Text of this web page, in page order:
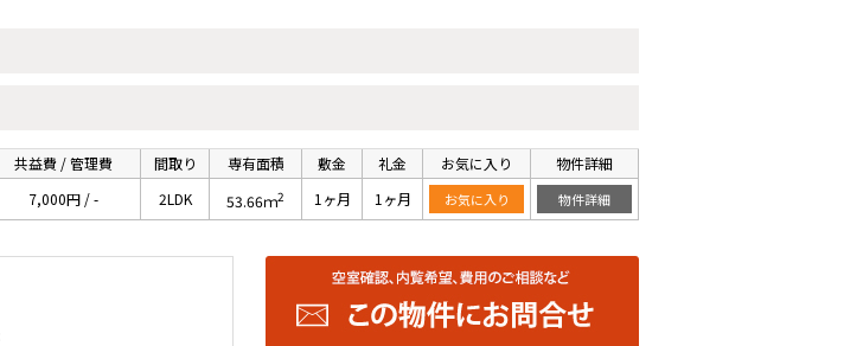
共益費 / 管理費 間取り 専有面積 敷金 礼金 お気に入り
物件詳細
7,000円 / - 2LDK 53.66ｍ2 1ヶ月 1ヶ月 お気に入り 物件詳細